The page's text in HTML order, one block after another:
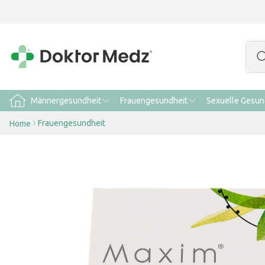
Männergesundheit Frauengesundheit Sexuelle
Home Frauengesundheit